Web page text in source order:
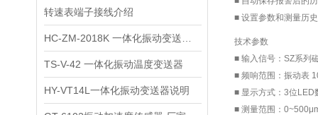
转速表端子接线介绍
TS-V-42 一体化振动温度变送器
HY-VT14L一体化振动变送器说明
■ 设置参数和测量历
技术参数
■ 输入信号：SZ系列
■ 频响范围：振动表
■ 显示方式：3位LED
■ 测量范围：